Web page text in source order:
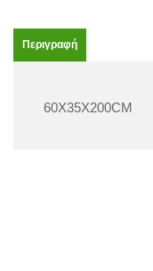
Περιγραφή
60Χ35Χ200CM